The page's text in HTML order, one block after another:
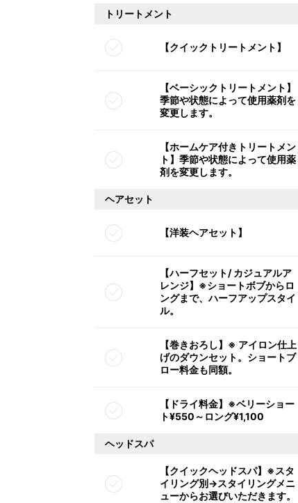
トリートメント
【クイックトリートメント】
【ベーシックトリートメント】
季節や状態によって使用薬剤を
変更します。
【ホームケア付きトリートメン
ト】季節や状態によって使用薬
剤を変更します。
ヘアセット
【洋装ヘアセット】
【ハーフセット/ カジュアルア
レンジ】※ショートボブからロ
ングまで、ハーフアップスタイ
ル。
【巻きおろし】※ アイロン仕上
げのダウンセット。ショートブ
ロー料金も同額。
【ドライ料金】※ベリーショー
ト¥550～ロング¥1,100
ヘッドスパ
【クイックヘッドスパ】※スタ
イリング別→スタイリングメニ
ューからお選びいただきます。